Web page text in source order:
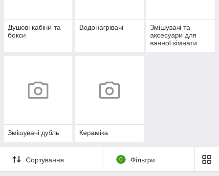
Душові кабіни та
бокси
Водонагрівачі
Змішувачі та
аксесуари для
ванної кімнати
Змішувачі дубль Кераміка
Сортування 0 Фільтри